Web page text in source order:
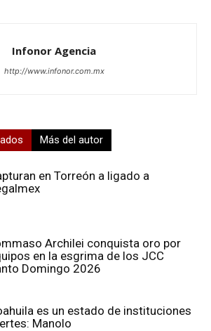
Infonor Agencia
http://www.infonor.com.mx
Más del autor
en Torreón a ligado a
Archilei conquista oro por
en la esgrima de los JCC
Domingo 2026
es un estado de instituciones
Manolo